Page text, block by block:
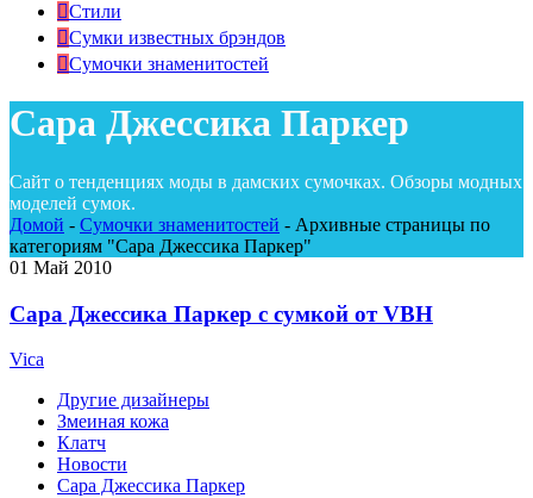
Стили
Сумки известных брэндов
Сумочки знаменитостей
Сара Джессика Паркер
Сайт о тенденциях моды в дамских сумочках. Обзоры модных
моделей сумок.
Домой - Сумочки знаменитостей - Архивные страницы по
категориям "Сара Джессика Паркер"
01 Май 2010
Сара Джессика Паркер с сумкой от VBH
Vica
Другие дизайнеры
Змеиная кожа
Клатч
Новости
Сара Джессика Паркер